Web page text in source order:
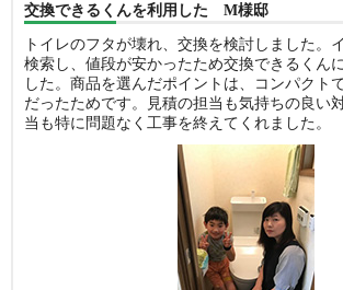
交換できるくんを利用した M様邸
トイレのフタが壊れ、交換を検討しました。
検索し、値段が安かったため交換できるくん
した。商品を選んだポイントは、コンパクト
だったためです。見積の担当も気持ちの良い
当も特に問題なく工事を終えてくれました。